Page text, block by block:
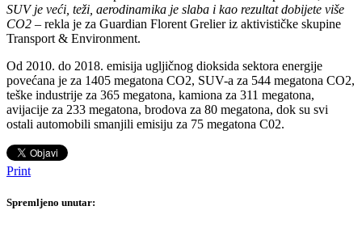
SUV je veći, teži, aerodinamika je slaba i kao rezultat dobijete više
CO2 – rekla je za Guardian Florent Grelier iz aktivističke skupine
Transport & Environment.
Od 2010. do 2018. emisija ugljičnog dioksida sektora energije
povećana je za 1405 megatona CO2, SUV-a za 544 megatona CO2,
teške industrije za 365 megatona, kamiona za 311 megatona,
avijacije za 233 megatona, brodova za 80 megatona, dok su svi
ostali automobili smanjili emisiju za 75 megatona C02.
Print
Spremljeno unutar: